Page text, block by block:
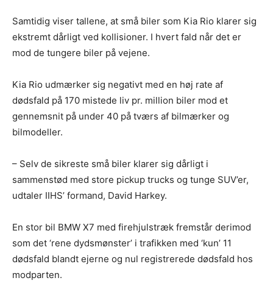
Samtidig viser tallene, at små biler som Kia Rio klarer sig
ekstremt dårligt ved kollisioner. I hvert fald når det er
mod de tungere biler på vejene.
Kia Rio udmærker sig negativt med en høj rate af
dødsfald på 170 mistede liv pr. million biler mod et
gennemsnit på under 40 på tværs af bilmærker og
bilmodeller.
– Selv de sikreste små biler klarer sig dårligt i
sammenstød med store pickup trucks og tunge SUV’er,
udtaler IIHS’ formand, David Harkey.
En stor bil BMW X7 med firehjulstræk fremstår derimod
som det ‘rene dydsmønster’ i trafikken med ‘kun’ 11
dødsfald blandt ejerne og nul registrerede dødsfald hos
modparten.